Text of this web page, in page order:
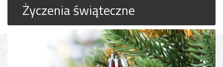
Życzenia świąteczne